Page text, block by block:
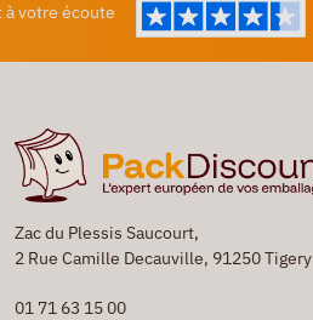
à votre écoute
Zac du Plessis Saucourt,
2 Rue Camille Decauville, 91250 Tigery
01 71 63 15 00